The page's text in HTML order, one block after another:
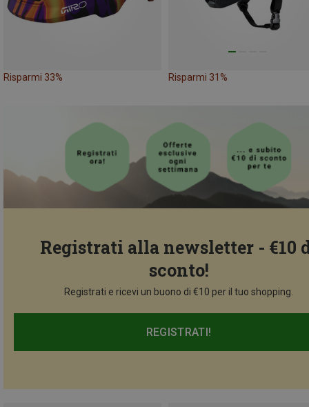
Risparmi 33% Risparmi 31%
Registrati alla newsletter - €10
sconto!
Registrati e ricevi un buono di €10 per il tuo shopping.
REGISTRATI!